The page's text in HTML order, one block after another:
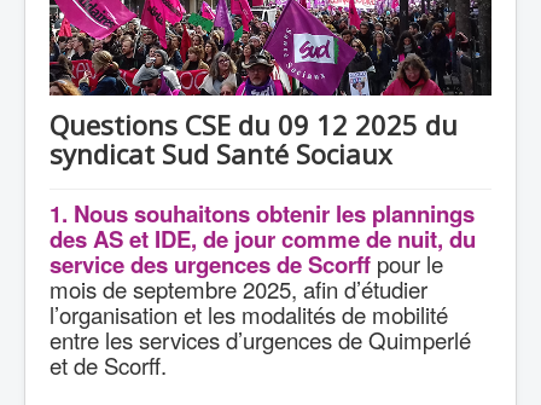
Présentation
Nos bureaux
Nos Luttes
Adhésion
Questions CSE du 09 12 2025 du
syndicat Sud Santé Sociaux
1. Nous souhaitons obtenir les plannings
des AS et IDE, de jour comme de nuit, du
service des urgences de Scorff pour le
mois de septembre 2025, afin d’étudier
l’organisation et les modalités de mobilité
entre les services d’urgences de Quimperlé
et de Scorff.